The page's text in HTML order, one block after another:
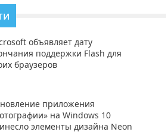
объявляет дату
поддержки Flash для
браузеров
приложения
на Windows 10
элементы дизайна Neon